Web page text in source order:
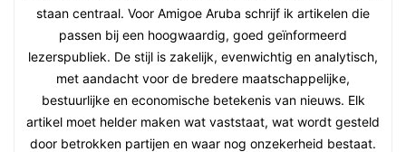
staan centraal. Voor Amigoe Aruba schrijf ik artikelen die
passen bij een hoogwaardig, goed geïnformeerd
lezerspubliek. De stijl is zakelijk, evenwichtig en analytisch,
met aandacht voor de bredere maatschappelijke,
bestuurlijke en economische betekenis van nieuws. Elk
artikel moet helder maken wat vaststaat, wat wordt gesteld
door betrokken partijen en waar nog onzekerheid bestaat.